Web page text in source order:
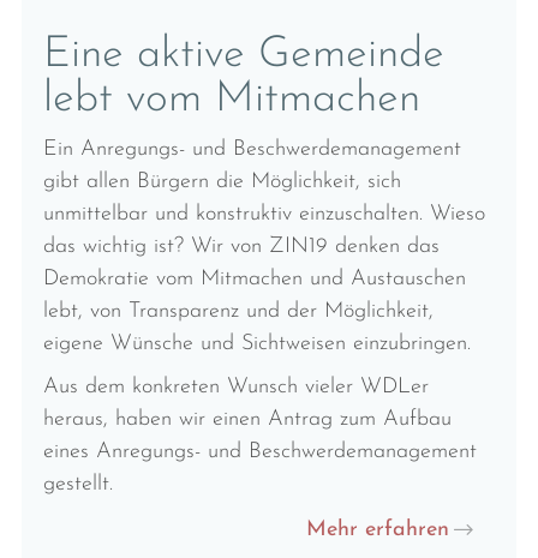
Eine aktive Gemeinde
lebt vom Mitmachen
Ein Anregungs- und Beschwerdemanagement
gibt allen Bürgern die Möglichkeit, sich
unmittelbar und konstruktiv einzuschalten. Wieso
das wichtig ist? Wir von ZIN19 denken das
Demokratie vom Mitmachen und Austauschen
lebt, von Transparenz und der Möglichkeit,
eigene Wünsche und Sichtweisen einzubringen.
Aus dem konkreten Wunsch vieler WDLer
heraus, haben wir einen Antrag zum Aufbau
eines Anregungs- und Beschwerdemanagement
gestellt.
Mehr erfahren